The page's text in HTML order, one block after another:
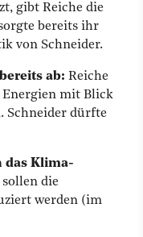
gibt Reiche die
bereits ihr
von Schneider.
ab: Reiche
Energien mit Blick
Schneider dürfte
das Klima-
die
werden (im